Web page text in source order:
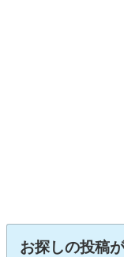
お探しの投稿